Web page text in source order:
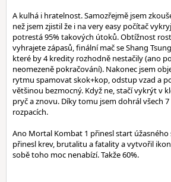
A kulhá i hratelnost. Samozřejmě jsem
než jsem zjistil že i na very easy počítač
potrestá 95% takových útoků. Obtížnost
vyhrajete zápasů, finální mač se Shang
které by 4 kredity rozhodně nestačily (ano
neomezeně pokračování). Nakonec jsem
rytmu spamovat skok+kop, odstup vzad a
většinou bezmocný. Když ne, stačí vykrýt v
pryč a znovu. Díky tomu jsem dohrál všech
rozpacích.
Ano Mortal Kombat 1 přinesl start úžasného
přinesl krev, brutalitu a fatality a vytvořil
sobě toho moc nenabízí. Takže 60%.